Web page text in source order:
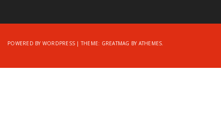
POWERED BY WORDPRESS |THEME: GREATMAG BY ATHEMES.